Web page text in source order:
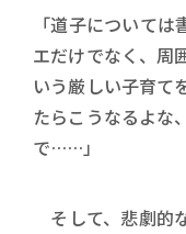
「道子について
エだけでなく、周
いう厳しい子育て
たらこうなるよな
で……」
そして、悲劇的